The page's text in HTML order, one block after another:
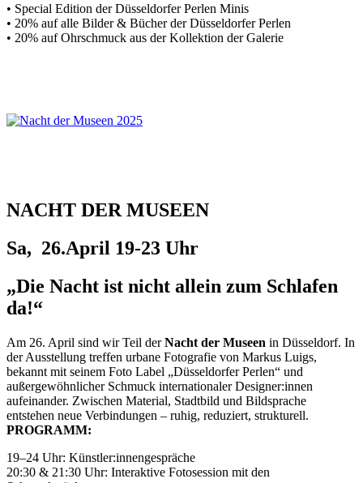
• Special Edition der Düsseldorfer Perlen Minis
• 20% auf alle Bilder & Bücher der Düsseldorfer Perlen
• 20% auf Ohrschmuck aus der Kollektion der Galerie
NACHT DER MUSEEN
Sa, 26.April 19-23 Uhr
„Die Nacht ist nicht allein zum Schlafen
da!“
Am 26. April sind wir Teil derNacht der Museen in Düsseldorf. In
der Ausstellung treffen urbane Fotografie von Markus Luigs,
bekannt mit seinem Foto Label „Düsseldorfer Perlen“ und
außergewöhnlicher Schmuck internationaler Designer:innen
aufeinander. Zwischen Material, Stadtbild und Bildsprache
entstehen neue Verbindungen – ruhig, reduziert, strukturell.
PROGRAMM:
19–24 Uhr: Künstler:innengespräche
20:30 & 21:30 Uhr: Interaktive Fotosession mit den